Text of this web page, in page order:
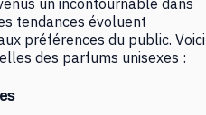
tendances évoluent
préférences du public. Voici
des parfums unisexes :